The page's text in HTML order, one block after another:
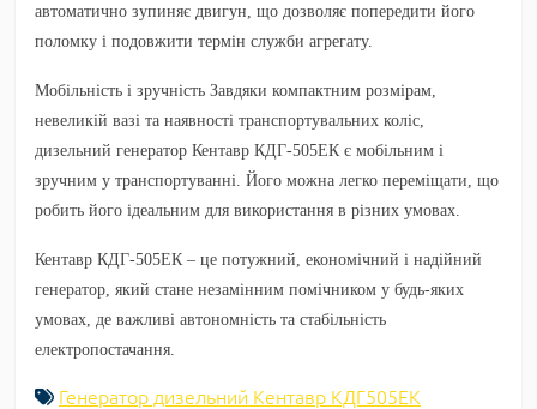
автоматично зупиняє двигун, що дозволяє попередити його
поломку і подовжити термін служби агрегату.
Мобільність і зручність Завдяки компактним розмірам,
невеликій вазі та наявності транспортувальних коліс,
дизельний генератор Кентавр КДГ-505ЕК є мобільним і
зручним у транспортуванні. Його можна легко переміщати, що
робить його ідеальним для використання в різних умовах.
Кентавр КДГ-505ЕК– це потужний, економічний і надійний
генератор, який стане незамінним помічником у будь-яких
умовах, де важливі автономність та стабільність
електропостачання.
Генератор дизельний Кентавр КДГ505EК